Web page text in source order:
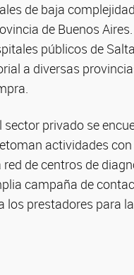
de baja
de Buenos
públicos de
a diversas
sector privado se
actividades
de centros de
campaña de
los prestadores para